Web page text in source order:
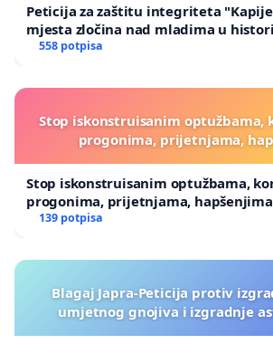
Peticija za zaštitu integriteta
mjesta zločina nad mladima u
558 potpisa
Stop iskonstruisanim
progonima, prijetnjama,
Stop iskonstruisanim optužbama,
progonima, prijetnjama, hapšenjima
139 potpisa
Blagaj Japra-Peticija protiv
umjetnog gnojiva i izgradnje